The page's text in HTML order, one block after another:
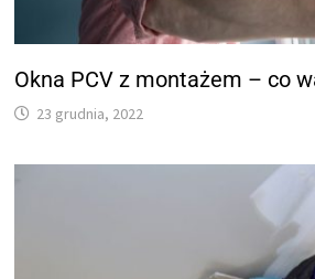
Okna PCV z montażem – co
23 grudnia, 2022